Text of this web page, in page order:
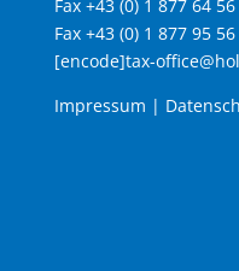
Fax +43 (0) 1 877 64
Fax +43 (0) 1 877 95 56
[encode]tax-
Impressum |